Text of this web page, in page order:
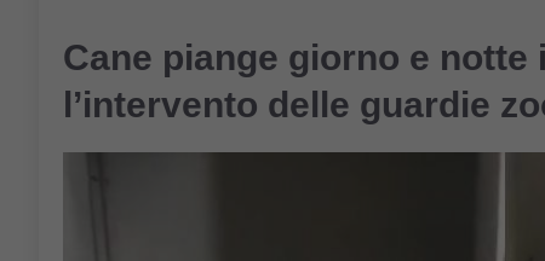
Cane piange giorno e
l’intervento delle guardie